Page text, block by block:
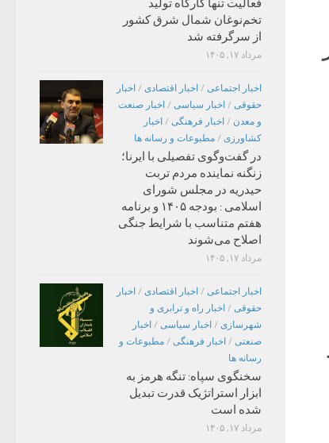
فعالیت تنها کارگاه تولید
تخم‌نوغان شمال شرق کشور
از سرگرفته شد
مرداد ۱۷, ۱۴۰۵
اخبار اجتماعی / اخبار اقتصادی / اخبار
حقوقی / اخبار سیاسی / اخبار صنعت
و معدن / اخبار فرهنگی / اخبار
کشاورزی / مطبوعات و رسانه ها
در گفت‌وگوی تفصیلی با ایرنا؛
زنگنه نماینده مردم تربت
حیدریه در مجلس شورای
اسلامی : بودجه ۱۴۰۵ و برنامه
هفتم متناسب با شرایط جنگی
اصلاح می‌شوند
مرداد ۱۷, ۱۴۰۵
اخبار اجتماعی / اخبار اقتصادی / اخبار
حقوقی / اخبار راه و ترابری و
شهرسازی / اخبار سیاسی / اخبار
صنعتی / اخبار فرهنگی / مطبوعات و
رسانه ها
سخنگوی سپاه: تنگه هرمز به
ابزار استراتژیک قدرت تبدیل
شده است
مرداد ۱۷, ۱۴۰۵